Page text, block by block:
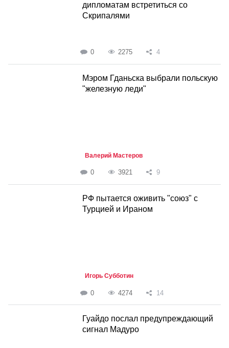
дипломатам встретиться со
Скрипалями
0 2275 4
Мэром Гданьска выбрали польскую
"железную леди"
Валерий Мастеров
0 3921 9
РФ пытается оживить "союз" с
Турцией и Ираном
Игорь Субботин
0 4274 14
Гуайдо послал предупреждающий
сигнал Мадуро